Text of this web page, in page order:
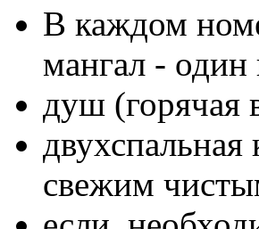
В каждом
мангал -
душ (горячая
свежим